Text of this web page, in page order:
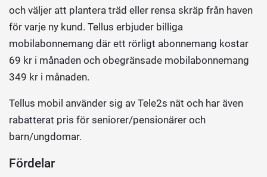
och väljer att plantera träd eller rensa skräp från haven
för varje ny kund. Tellus erbjuder billiga
mobilabonnemang där ett rörligt abonnemang kostar
69 kr i månaden och obegränsade mobilabonnemang
349 kr i månaden.
Tellus mobil använder sig av Tele2s nät och har även
rabatterat pris för seniorer/pensionärer och
barn/ungdomar.
Fördelar